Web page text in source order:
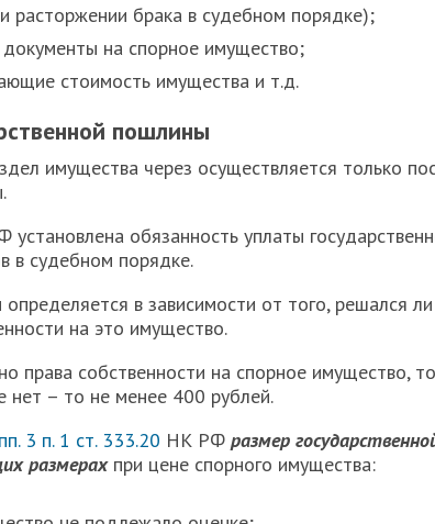
расторжении брака в судебном порядке);
на спорное имущество;
стоимость имущества и т.д.
пошлины
имущества через осуществляется только
обязанность уплаты
в судебном порядке.
в зависимости от того, решался
на это имущество.
права собственности на спорное имущество,
нет – то не менее 400 рублей.
пп. 3 п. 1 ст. 333.20 НК РФ размер
размерахпри цене спорного имущества: